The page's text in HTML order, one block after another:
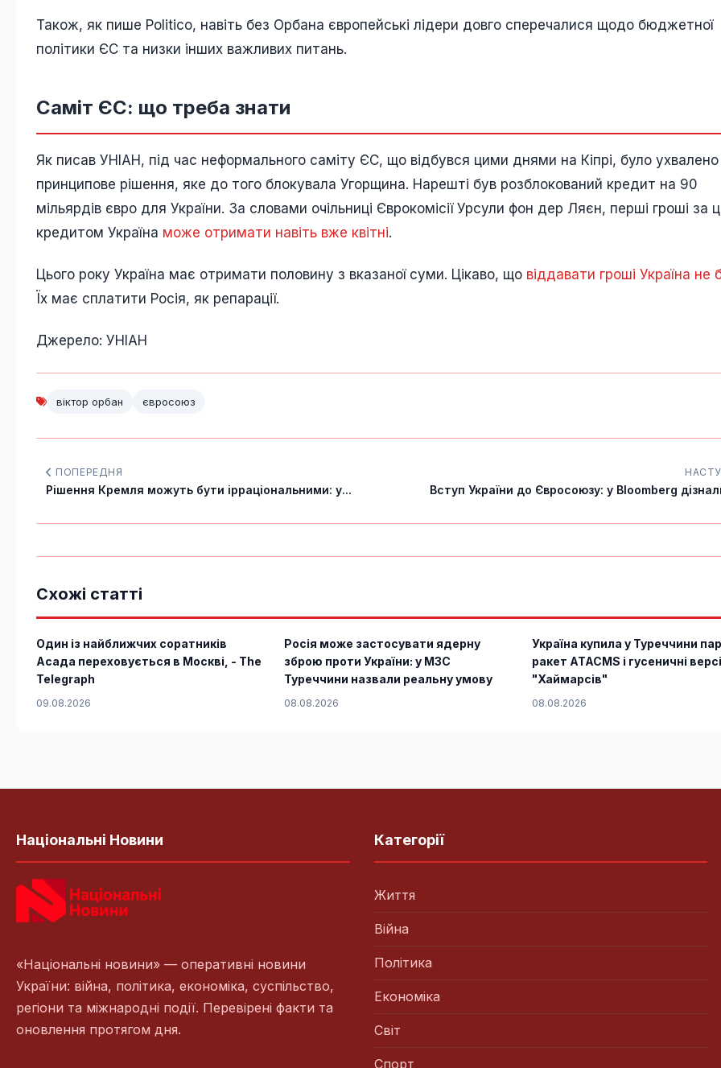
Також, як пише Politico, навіть без Орбана європейські лідери довго сперечалися щодо бюджетної
політики ЄС та низки інших важливих питань.
Саміт ЄС: що треба знати
Як писав УНІАН, під час неформального саміту ЄС, що відбувся цими днями на Кіпрі, було ухвалено
принципове рішення, яке до того блокувала Угорщина. Нарешті був розблокований кредит на 90
мільярдів євро для України. За словами очільниці Єврокомісії Урсули фон дер Ляєн, перші гроші за
кредитом Україна може отримати навіть вже квітні.
Цього року Україна має отримати половину з вказаної суми. Цікаво, що віддавати гроші Україна не
Їх має сплатити Росія, як репарації.
Джерело: УНІАН
віктор орбан євросоюз
ПОПЕРЕДНЯ
Рішення Кремля можуть бути ірраціональними: у... Вступ України до Євросоюзу: у Bloomberg
Схожі статті
Один із найближчих соратників
Асада переховується в Москві, - The
Telegraph
09.08.2026
Росія може застосувати ядерну
зброю проти України: у МЗС
Туреччини назвали реальну умову
08.08.2026
Україна купила у Туреччини
ракет ATACMS і гусеничні
"Хаймарсів"
08.08.2026
Національні Новини
«Національні новини» — оперативні новини
України: війна, політика, економіка, суспільство,
регіони та міжнародні події. Перевірені факти та
оновлення протягом дня.
Категорії
Життя
Війна
Політика
Економіка
Світ
Спорт